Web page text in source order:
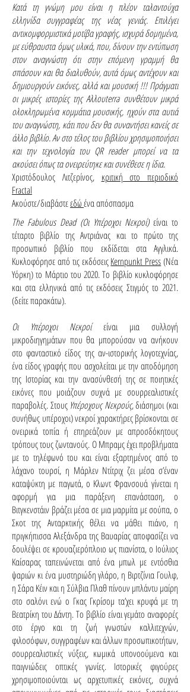
Κατά τη γνώμη μου είναι η πλέον ταλαντούχα
ελληνίδα συγγραφέας της νέας γενιάς. Επιλέγει
αντικομφορμιστικά μοτίβα γραφής, ισχυρά δομημένα,
με εύθραυστα όμως υλικά, που, δίνουν την εντύπωση
στον αναγνώστη ότι στην επόμενη γραμμή θα
σπάσουν και θα διαλυθούν, αυτά όμως αντέχουν και
δημιουργούν εικόνες, αλλά και μουσική !!! Πράγματι
οι μικρές ιστορίες της Αλλουterra συνθέτουν μικρά
ολοκληρωμένα κομμάτια μουσικής, ηχούν στα αυτιά
του αναγνώστη, κάτι που δεν θα συναντήσει κανείς σε
άλλο βιβλίο. Αν στο τέλος του βιβλίου χρησιμοποιήσει
και την τεχνολογία του QR reader μπορεί να τα
ακούσει όπως τα ονειρεύτηκε και συνέθεσε η ίδια.
Χριστόδουλος Λιτζερίνος, κριτική στο περιοδικό
Fractal
Ακούστε/διαβάστεεδώένα απόσπασμα
The Fabulous Dead (Οι Υπέροχοι Νεκροί) είναι το
τέταρτο βιβλίο της Αντριάνας και το πρώτο της
προσωπικό βιβλίο που εκδίδεται στα Αγγλικά.
Κυκλοφόρησε από τις εκδόσειςKernpunkt Press(Νέα
Υόρκη) το Μάρτιο του 2020. To βιβλίο κυκλοφόρησε
και στα ελληνικά από τις εκδόσεις Στιγμός το 2021.
(δείτε παρακάτω).
Οι Υπέροχοι Νεκροίείναι μια συλλογή
μικροδιηγημάτων που θα μπορούσαν να ανήκουν
στο φανταστικό είδος της αν-ιστορικής λογοτεχνίας,
ένα είδος γραφής που ασχολείται με την αποδόμηση
της Ιστορίας και την ανασύνθεσή της σε ποιητικές
εικόνες που μοιάζουν συχνά με σουρρεαλιστικές
παραβολές. Στους Υπέροχους Νεκρούς, διάσημοι (και
συνήθως υπέροχοι) νεκροί χαρακτήρες βρίσκονται σε
ονειρικά τοπία ή επηρεάζουν με απροσδόκητους
τρόπους τους ζωντανούς. Ο Μπραμς έχει προβλήματα
με το τηλέφωνό του και είναι εξαρτημένος από το
λάχανο τουρσί, η Μάρλεν Ντίτριχ ζει μέσα σ’έναν
καταψύκτη με παγωτά, ο Κλωντ Φρανσουά γίνεται η
αφορμή για μια παράξενη επανάσταση, ο
Βιτγκενστάιν βράζει μέσα σε μια μαρμίτα με σούπα, ο
Σκοτ της Ανταρκτικής θέλει να μάθει πιάνο, η
πριγκήπισσα Αλεξάνδρα της Βαυαρίας αποφασίζει να
δουλέψει σε κρουαζιερόπλοιο ως πιανίστα, ο Ιούλιος
Καίσαρας ταπεινώνεται από ένα μπωλ με εντόσθια
ψαριών κι ένα μυστηριώδη γλάρο, η Βιρτζίνια Γουλφ,
η Σάρα Κέιν και η Σύλβια Πλαθ πίνουν μπλάντυ μαίρη
στο σαλόνι ενώ ο Γκας Γκρίσομ τα’χει κρυφά με τη
Βεατρίκη του Δάντη. Το βιβλίο είναι γεμάτο αναφορές
στο έργο και τη ζωή γνωστών καλλιτεχνών,
φιλοσόφων, συγγραφέων και άλλων προσωπικοτήτων,
σουρρεαλιστικές νύξεις, κωμικά υπονοούμενα και
παιγνιώδεις οπτικές γωνίες. Ιστορικές φιγούρες
χρησιμοποιούνται ως αρχετυπικές εικόνες, συχνά